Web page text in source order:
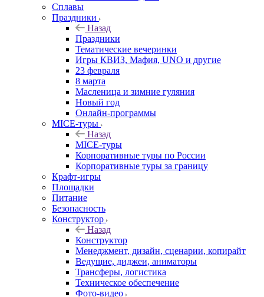
Сплавы
Праздники
Назад
Праздники
Тематические вечеринки
Игры КВИЗ, Мафия, UNO и другие
23 февраля
8 марта
Масленица и зимние гуляния
Новый год
Онлайн-программы
MICE‑туры
Назад
MICE‑туры
Корпоративные туры по России
Корпоративные туры за границу
Крафт-игры
Площадки
Питание
Безопасность
Конструктор
Назад
Конструктор
Менеджмент, дизайн, сценарии, копирайт
Ведущие, диджеи, аниматоры
Трансферы, логистика
Техническое обеспечение
Фото-видео